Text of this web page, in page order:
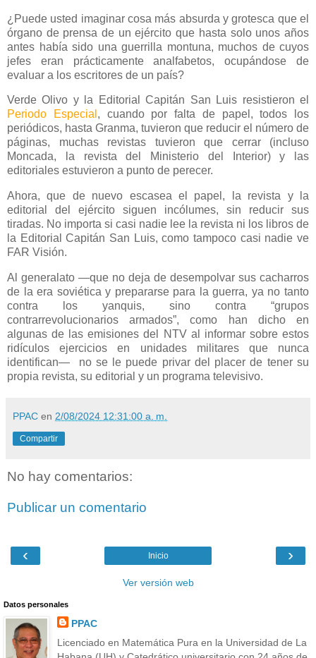
¿Puede usted imaginar cosa más absurda y grotesca que el
órgano de prensa de un ejército que hasta solo unos años
antes había sido una guerrilla montuna, muchos de cuyos
jefes eran prácticamente analfabetos, ocupándose de
evaluar a los escritores de un país?
Verde Olivo y la Editorial Capitán San Luis resistieron el
Periodo Especial , cuando por falta de papel, todos los
periódicos, hasta Granma, tuvieron que reducir el número de
páginas, muchas revistas tuvieron que cerrar (incluso
Moncada, la revista del Ministerio del Interior) y las
editoriales estuvieron a punto de perecer.
Ahora, que de nuevo escasea el papel, la revista y la
editorial del ejército siguen incólumes, sin reducir sus
tiradas. No importa si casi nadie lee la revista ni los libros de
la Editorial Capitán San Luis, como tampoco casi nadie ve
FAR Visión.
Al generalato —que no deja de desempolvar sus cacharros
de la era soviética y prepararse para la guerra, ya no tanto
contra los yanquis, sino contra “grupos
contrarrevolucionarios armados”, como han dicho en
algunas de las emisiones del NTV al informar sobre estos
ridículos ejercicios en unidades militares que nunca
identifican— no se le puede privar del placer de tener su
propia revista, su editorial y un programa televisivo.
PPAC en 2/08/2024 12:31:00 a. m.
Compartir
No hay comentarios:
Publicar un comentario
‹ ›
Inicio
Ver versión web
Datos personales
PPAC
Licenciado en Matemática Pura en la Universidad de La